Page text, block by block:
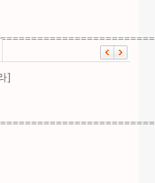
]